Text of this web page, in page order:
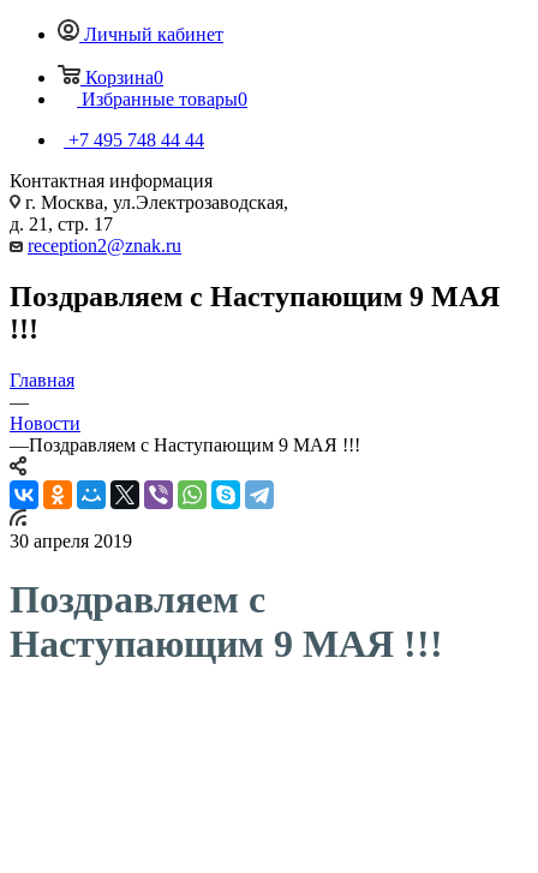
Личный кабинет
Корзина0
Избранные товары0
+7 495 748 44 44
Контактная информация
г. Москва, ул.Электрозаводская,
д. 21, стр. 17
reception2@znak.ru
Поздравляем с Наступающим 9 МАЯ
!!!
Главная
—
Новости
—Поздравляем с Наступающим 9 МАЯ !!!
30 апреля 2019
Поздравляем с
Наступающим 9 МАЯ !!!